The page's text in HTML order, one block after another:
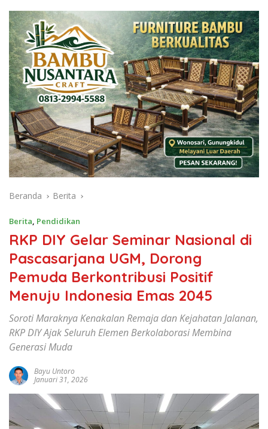
Beranda Berita
Berita, Pendidikan
RKP DIY Gelar Seminar Nasional di
Pascasarjana UGM, Dorong
Pemuda Berkontribusi Positif
Menuju Indonesia Emas 2045
Soroti Maraknya Kenakalan Remaja dan Kejahatan Jalanan,
RKP DIY Ajak Seluruh Elemen Berkolaborasi Membina
Generasi Muda
Bayu Untoro
Januari 31, 2026